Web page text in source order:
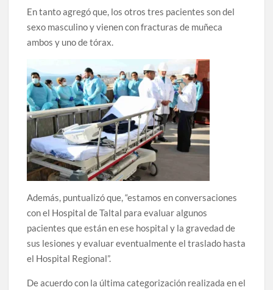
En tanto agregó que, los otros tres pacientes son del
sexo masculino y vienen con fracturas de muñeca
ambos y uno de tórax.
Además, puntualizó que, “estamos en conversaciones
con el Hospital de Taltal para evaluar algunos
pacientes que están en ese hospital y la gravedad de
sus lesiones y evaluar eventualmente el traslado hasta
el Hospital Regional”.
De acuerdo con la última categorización realizada en el